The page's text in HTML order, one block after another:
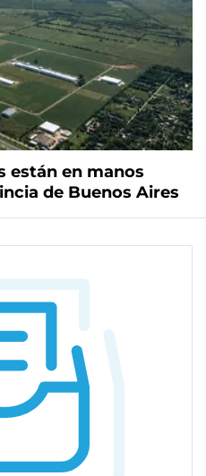
están en manos
de Buenos Aires